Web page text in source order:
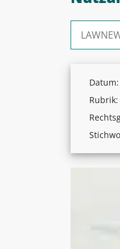
Datum:
Rubrik: